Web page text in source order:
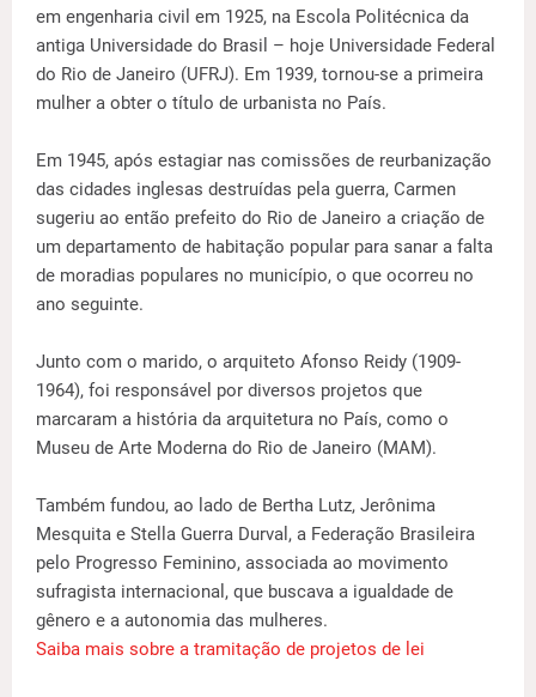
em engenharia civil em 1925, na Escola Politécnica da
antiga Universidade do Brasil – hoje Universidade Federal
do Rio de Janeiro (UFRJ). Em 1939, tornou-se a primeira
mulher a obter o título de urbanista no País.
Em 1945, após estagiar nas comissões de reurbanização
das cidades inglesas destruídas pela guerra, Carmen
sugeriu ao então prefeito do Rio de Janeiro a criação de
um departamento de habitação popular para sanar a falta
de moradias populares no município, o que ocorreu no
ano seguinte.
Junto com o marido, o arquiteto Afonso Reidy (1909-
1964), foi responsável por diversos projetos que
marcaram a história da arquitetura no País, como o
Museu de Arte Moderna do Rio de Janeiro (MAM).
Também fundou, ao lado de Bertha Lutz, Jerônima
Mesquita e Stella Guerra Durval, a Federação Brasileira
pelo Progresso Feminino, associada ao movimento
sufragista internacional, que buscava a igualdade de
gênero e a autonomia das mulheres.
Saiba mais sobre a tramitação de projetos de lei